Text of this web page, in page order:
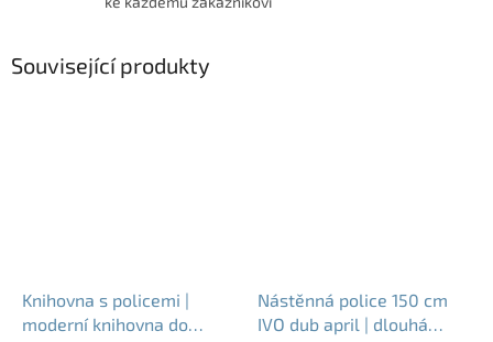
Související produkty
Knihovna s policemi |
moderní knihovna do
Nástěnná police 150 cm
IVO dub april | dlouhá